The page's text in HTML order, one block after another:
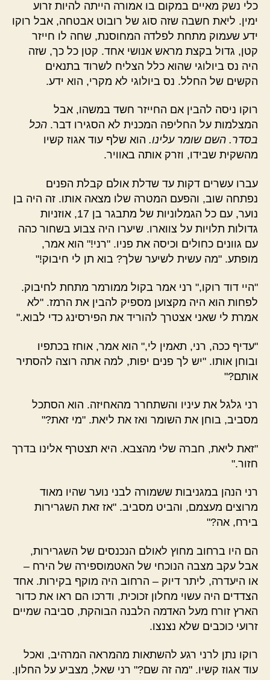
כלי נשק מאיים במקום בו אמורה הייתה להיות זרוע
ימין. ליאת חשבה שזה סוג של רובוט אבטחה, אבל רוקו
ידע שעמוק מתחת לפלדה המחוסנת, שחה לו חייזר
קטן, גדול בקצת מראש אנושי אחד. קטן כל כך, שזה
היה נס ביולוגי שהוא כלל הצליח לשרוד בתנאים
הקשים של החלל. נס ביולוגי לא מקרי, הוא ידע.
רוקו ניסה להבין אם החייזר חשד במשהו, אבל
המצלמות על החליפה המכנית לא הסגירו דבר. הכל
בסדר. השם שומר עלינו. הוא שלף עוד אגוז קשיו
מהשקית שבידו, וזרק אותה באוויר.
עברו עשרים דקות עד שדלת אולם קבלת הפנים
נפתחה שוב, והפעם המטרה שלו מצאה אותו. זה היה בן
נוער, עם כל הגמלוניות של מתבגר בן 17, אוזניות
גדולות תלויות על צווארו. שיערו היה צבוע בשחור כהה
עם גוונים כחולים וכיסה את פניו. "רני!" הוא אמר,
מופתע. "מה עשית לשיער שלך? בוא תן לי חיבוק!"
"היי דוד רוקו," רני אמר בקול ממורמר מתחת לחיבוק.
לפחות הוא היה מקצוען מספיק להבין את הרמז. "לא
אמרת לי שאני אצטרך להוריד את הפירסינג כדי לבוא."
"עדיף ככה, רני, תאמין לי," הוא אמר, אוחז בכתפיו
ובוחן אותו. "יש לך פנים יפות, למה אתה רוצה להסתיר
אותם?"
רני גלגל את עיניו והשתחרר מהאחיזה. הוא הסתכל
מסביב, בוחן את השומר ואז את ליאת. "מי זאת?"
"זאת ליאת, חברה שלי מהצבא. היא תצטרף אלינו בדרך
חזור."
רני הנהן במגניבות ששמורה לבני נוער שהיו מאוד
מרוצים מעצמם, והביט מסביב. "אז זאת השגרירות
בירח, אה?"
הם היו ברחוב מחוץ לאולם הנכנסים של השגרירות,
אבל עקב מצבה הנוכחי של האטמוספירה של הירח –
או היעדרה, ליתר דיוק – הרחוב היה מוקף בקירות. אחד
הצדדים היה עשוי מחלון זכוכית, ודרכו הם ראו את כדור
הארץ זורח מעל האדמה הלבנה הבוהקת, סביבה שמיים
זרועי כוכבים שלא נצנצו.
רוקו נתן לרני רגע להשתאות מהמראה המרהיב, ואכל
עוד אגוז קשיו. "מה זה שם?" רני שאל, מצביע על החלון.